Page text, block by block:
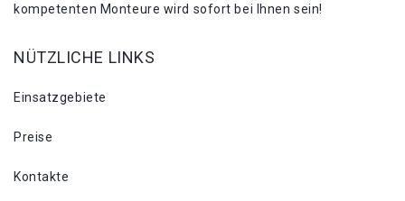
kompetenten Monteure wird sofort bei Ihnen sein!
NÜTZLICHE LINKS
Einsatzgebiete
Preise
Kontakte